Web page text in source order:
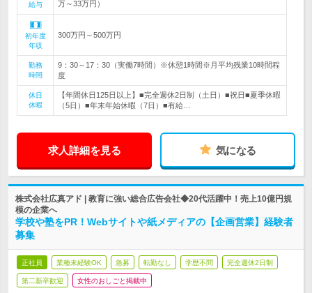
給与
万～33万円）
初年度
年収
300万円～500万円
勤務
時間
9：30～17：30（実働7時間）※休憩1時間※月平均残業10時間程
度
休日
休暇
【年間休日125日以上】■完全週休2日制（土日）■祝日■夏季休暇
（5日）■年末年始休暇（7日）■有給…
求人詳細を見る 気になる
株式会社広真アド | 教育に強い総合広告会社◆20代活躍中！売上10億円規
模の企業へ
学校や塾をPR！Webサイトや紙メディアの【企画営業】経験者
募集
正社員 業種未経験OK 急募 転勤なし 学歴不問 完全週休2日制
第二新卒歓迎 女性のおしごと掲載中